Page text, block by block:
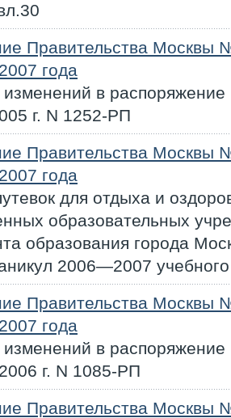
Правительства Москвы
года
в
г. N 1252-РП
Правительства Москвы
года
для отдыха и
образовательных
образования города
2006—2007 учебного
Правительства Москвы
года
в
г. N 1085-РП
Правительства Москвы